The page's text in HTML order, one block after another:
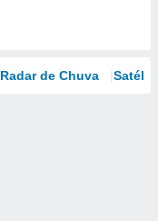
Radar de Chuva